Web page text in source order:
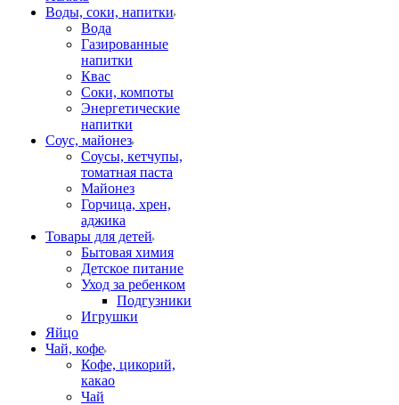
Воды, соки, напитки
Вода
Газированные
напитки
Квас
Соки, компоты
Энергетические
напитки
Соус, майонез
Соусы, кетчупы,
томатная паста
Майонез
Горчица, хрен,
аджика
Товары для детей
Бытовая химия
Детское питание
Уход за ребенком
Подгузники
Игрушки
Яйцо
Чай, кофе
Кофе, цикорий,
какао
Чай